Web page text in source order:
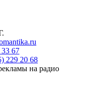
67
229 20 68
на радио